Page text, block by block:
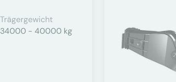
Trägergewicht
34000 - 40000 kg